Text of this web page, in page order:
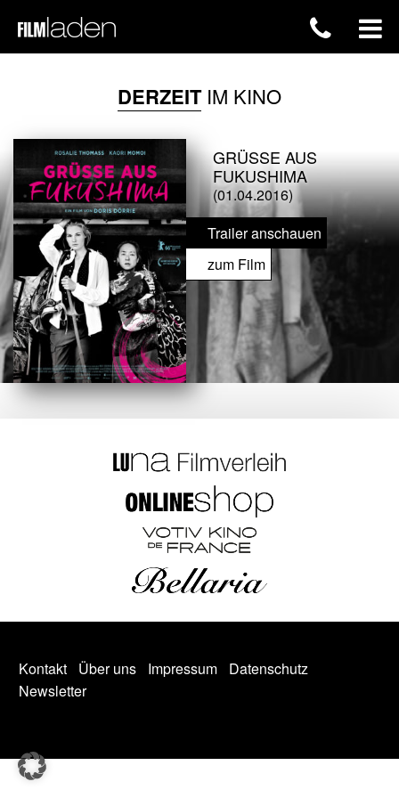
DERZEITIM KINO
GRÜSSE AUS F
UKUSHIMA
(01.04.2016)
Trailer anschauen
zum Film
Kontakt Über uns Impressum
Datenschutz
Newsletter